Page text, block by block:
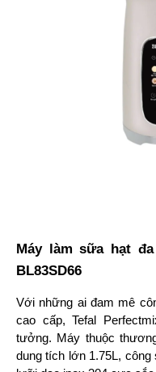
Máy làm sữa hạt
BL83SD66
Với những ai đam mê
cao cấp, Tefal
tưởng. Máy thuộc
dung tích lớn 1.75L, công